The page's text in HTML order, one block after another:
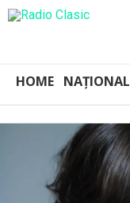
HOME NAȚIONAL